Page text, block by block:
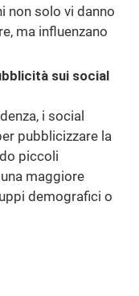
non solo vi danno
ma influenzano
sui social
i social
pubblicizzare la
piccoli
maggiore
demografici o